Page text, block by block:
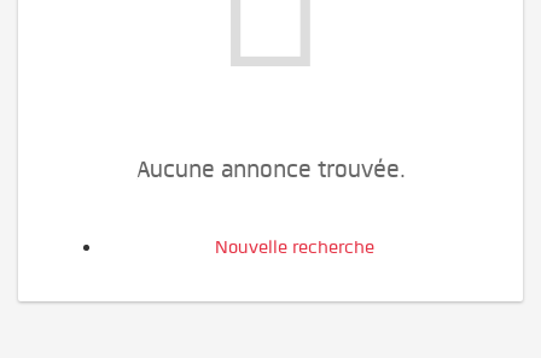
Aucune annonce trouvée.
Nouvelle recherche